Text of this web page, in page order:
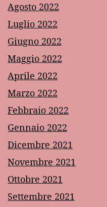
Agosto 2022
Luglio 2022
Giugno 2022
Maggio 2022
Aprile 2022
Marzo 2022
Febbraio 2022
Gennaio 2022
Dicembre 2021
Novembre 2021
Ottobre 2021
Settembre 2021